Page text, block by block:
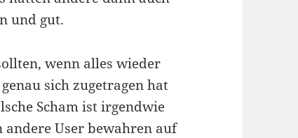
und gut.
wenn alles wieder
sich zugetragen hat
Scham ist irgendwie
User bewahren auf